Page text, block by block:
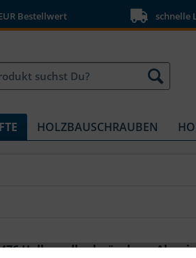
Bestellwert schnelle
HOLZBAUSCHRAUBEN
Halbrundkerbnägel aus